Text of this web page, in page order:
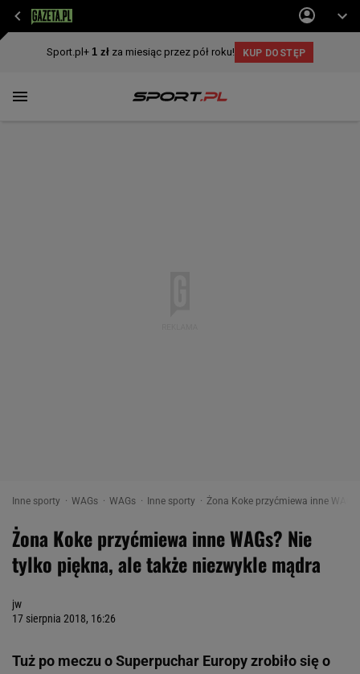
Inne sporty WAGs WAGs Inne sporty Żona Koke przyćmiewa inne
Żona Koke przyćmiewa inne WAGs? Nie
tylko piękna, ale także niezwykle mądra
jw
17 sierpnia 2018, 16:26
Tuż po meczu o Superpuchar Europy zrobiło się o